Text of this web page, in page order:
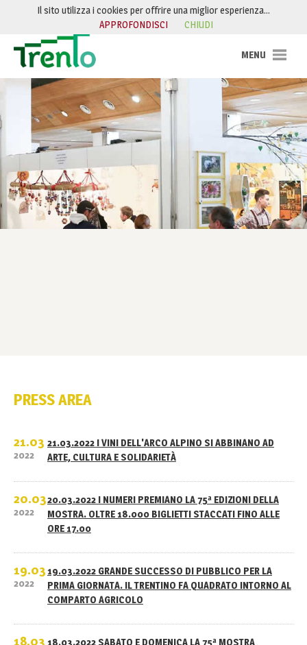
Salta al contenuto
PRESS AREA
21.03
2022
21.03.2022 I VINI DELL'ARCO ALPINO SI ABBINANO AD
ARTE, CULTURA E SOLIDARIETÀ
20.03
2022
20.03.2022 I NUMERI PREMIANO LA 75ª EDIZIONI DELLA
MOSTRA. OLTRE 18.000 BIGLIETTI STACCATI FINO ALLE
ORE 17.00
19.03
2022
19.03.2022 GRANDE SUCCESSO DI PUBBLICO PER LA
PRIMA GIORNATA. IL TRENTINO FA QUADRATO INTORNO AL
COMPARTO AGRICOLO
18.03 18.03.2022 SABATO E DOMENICA LA 75ª MOSTRA
Il sito utilizza i cookies per offrire una miglior esperienza…
APPROFONDISCI
CHIUDI